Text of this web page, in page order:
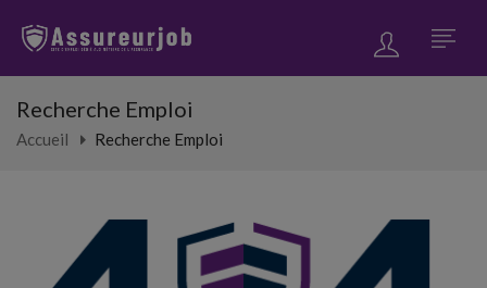
Recherche Emploi
Accueil Recherche Emploi